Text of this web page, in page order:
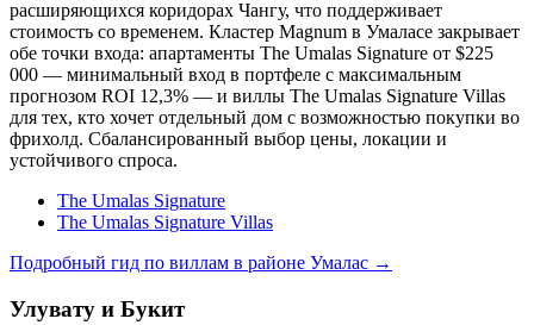
расширяющихся коридорах Чангу, что поддерживает
стоимость со временем. Кластер Magnum в Умаласе закрывает
обе точки входа: апартаменты The Umalas Signature от $225
000 — минимальный вход в портфеле с максимальным
прогнозом ROI 12,3% — и виллы The Umalas Signature Villas
для тех, кто хочет отдельный дом с возможностью покупки во
фрихолд. Сбалансированный выбор цены, локации и
устойчивого спроса.
The Umalas Signature
The Umalas Signature Villas
Подробный гид по виллам в районе Умалас →
Улувату и Букит